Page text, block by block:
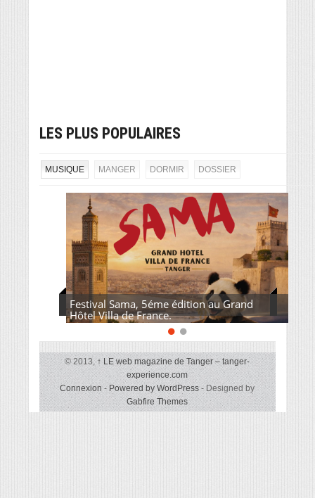
LES PLUS POPULAIRES
MUSIQUE MANGER DORMIR DOSSIER
Festival Sama, 5éme édition au Grand
Hôtel Villa de France.
© 2013,↑ LE web magazine de Tanger – tanger-
experience.com
Connexion-Powered by WordPress- Designed by
Gabfire Themes